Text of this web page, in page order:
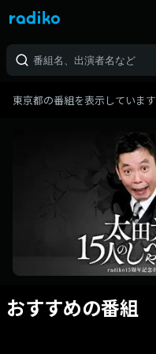
東京都の番組を表示しています
おすすめの番組